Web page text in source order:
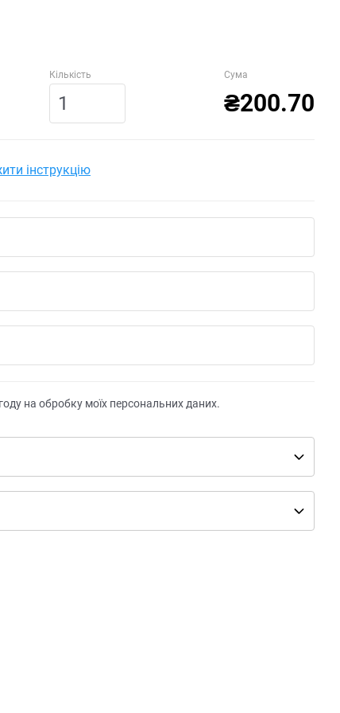
Кількість Сума
₴200.70
інструкцію
на обробку моїх персональних даних.